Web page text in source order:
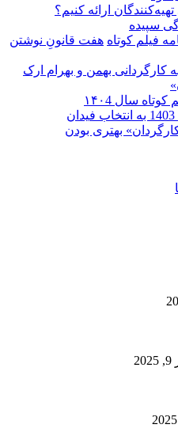
ارائه کنیم؟
سپیده
هفت قانونِ نوشتن
سال ۱۴۰4